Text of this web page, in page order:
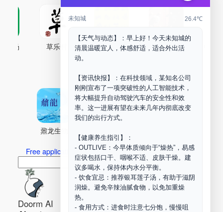
未知城 26.4℃
【天气与动态】：早上好！今天未知城的
清晨温暖宜人，体感舒适，适合外出活
动。
【资讯快报】：在科技领域，某知名公司
刚刚宣布了一项突破性的人工智能技术，
将大幅提升自动驾驶汽车的安全性和效
率。这一进展有望在未来几年内彻底改变
我们的出行方式。
【健康养生指引】：
- OUTLIVE：今早体质倾向于“燥热”，易感
症状包括口干、咽喉不适、皮肤干燥。建
议多喝水，保持体内水分平衡。
- 饮食宜忌：推荐银耳莲子汤，有助于滋阴
润燥。避免辛辣油腻食物，以免加重燥
热。
- 食用方式：进食时注意七分饱，慢慢咀
药场 草乐村 中药剂合成 DOORM
鼐龙生物
Free application for “Healing Association Membership”
索
Search
Doorm AI